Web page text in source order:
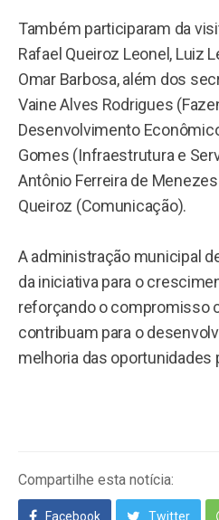
Também participaram da
Rafael Queiroz Leonel, Luiz
Omar Barbosa, além dos
Vaine Alves Rodrigues
Desenvolvimento
Gomes (Infraestrutura e
Antônio Ferreira de
Queiroz (Comunicação).
A administração municipal
da iniciativa para o
reforçando o compromisso
contribuam para o
melhoria das oportunidades
Compartilhe esta notícia:
Facebook Twitter